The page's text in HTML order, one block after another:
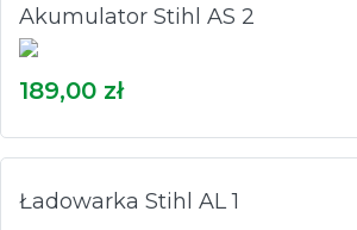
Akumulator Stihl AS 2
189,00 zł
Ładowarka Stihl AL 1